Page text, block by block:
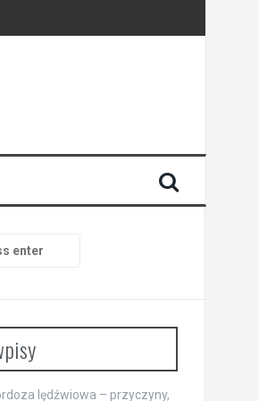
lędźwiowa – przyczyny,